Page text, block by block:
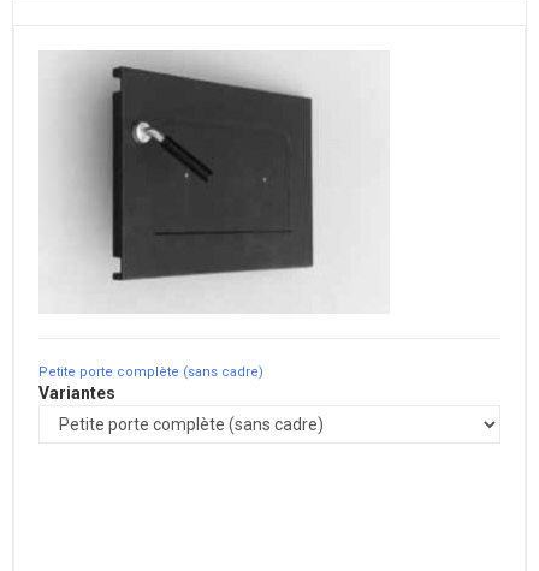
Petite porte complète (sans cadre)
Variantes